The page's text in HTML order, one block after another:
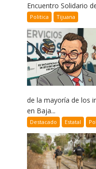
Encuentro Solidario
Politica Tijuana
de la mayoría de los
en Baja...
Destacado Estatal